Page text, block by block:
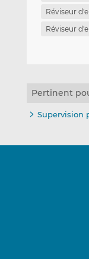
Réviseur
Réviseur
Pertinent
Supervision